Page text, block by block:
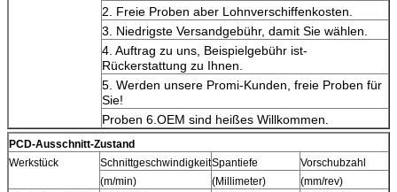
2. Freie Proben aber Lohnverschiffenkosten.
3. Niedrigste Versandgebühr, damit Sie wählen.
4. Auftrag zu uns, Beispielgebühr ist-
Rückerstattung zu Ihnen.
5. Werden unsere Promi-Kunden, freie Proben für
Sie!
Proben 6.OEM sind heißes Willkommen.
PCD-Ausschnitt-Zustand
Werkstück
SchnittgeschwindigkeitSpantiefe
Vorschubzahl
(m/min)
(Millimeter)
(mm/rev)